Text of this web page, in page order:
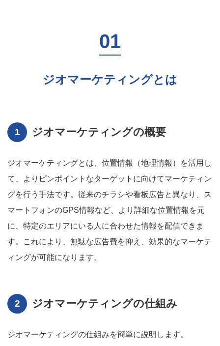
ジオマーケティングとは
ジオマーケティングの概要
ジオマーケティングとは、位置情報（地理情報）を活用し
て、よりピンポイントなターゲットに向けてマーケティン
グを行う手法です。従来のチラシや看板広告と異なり、ス
マートフォンのGPS情報など、より詳細な位置情報を元
に、特定のエリアにいる人に合わせた情報を配信できま
す。これにより、無駄な広告費を抑え、効果的なマーケテ
ィングが可能になります。
ジオマーケティングの仕組み
ジオマーケティングの仕組みを簡単に説明します。